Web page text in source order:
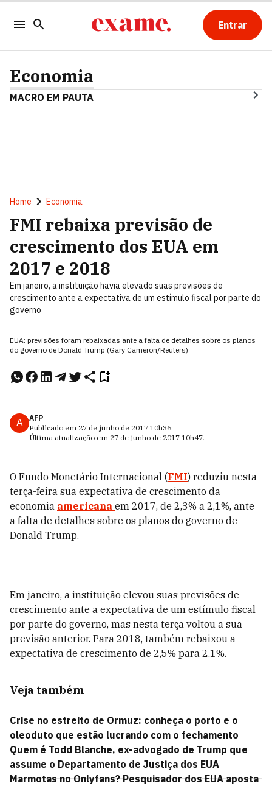
Entrar
Economia
MACRO EM PAUTA
Home Economia
FMI rebaixa previsão de
crescimento dos EUA em
2017 e 2018
Em janeiro, a instituição havia elevado suas previsões de
crescimento ante a expectativa de um estímulo fiscal por parte do
governo
EUA: previsões foram rebaixadas ante a falta de detalhes sobre os planos
do governo de Donald Trump (Gary Cameron/Reuters)
A
AFP
Publicado em 27 de junho de 2017 10h36.
Última atualização em 27 de junho de 2017 10h47.
O Fundo Monetário Internacional (FMI) reduziu nesta
terça-feira sua expectativa de crescimento da
economia americana em 2017, de 2,3% a 2,1%, ante
a falta de detalhes sobre os planos do governo de
Donald Trump.
Em janeiro, a instituição elevou suas previsões de
crescimento ante a expectativa de um estímulo fiscal
por parte do governo, mas nesta terça voltou a sua
previsão anterior. Para 2018, também rebaixou a
expectativa de crescimento de 2,5% para 2,1%.
Veja também
Crise no estreito de Ormuz: conheça o porto e o
oleoduto que estão lucrando com o fechamento
Quem é Todd Blanche, ex-advogado de Trump que
assume o Departamento de Justiça dos EUA
Marmotas no Onlyfans? Pesquisador dos EUA aposta